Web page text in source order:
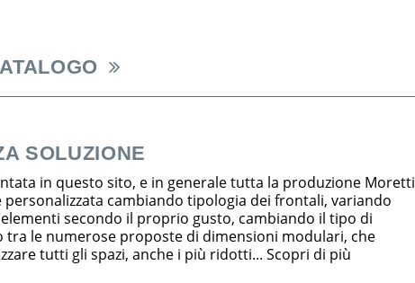
SOLUZIONE
in questo sito, e in generale tutta la produzione Moretti
personalizzata cambiando tipologia dei frontali, variando
secondo il proprio gusto, cambiando il tipo di
tra le numerose proposte di dimensioni modulari, che
tutti gli spazi, anche i più ridotti... Scopri di più